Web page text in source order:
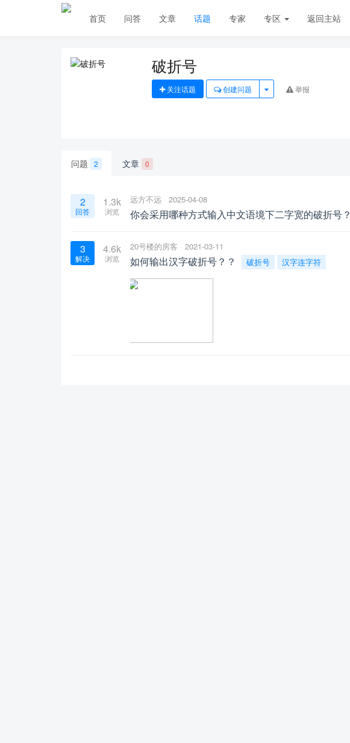
首页 问答 文章 话题 专家 专区 返回主站
破折号
关注话题 创建问题 举报
问题 2 文章 0
2
回答
1.3k
浏览
远方不远 2025-04-08
你会采用哪种方式输入中文语境下二字宽的破折号？
3
解决
4.6k
浏览
20号楼的房客 2021-03-11
如何输出汉字破折号？？ 破折号 汉字连字符